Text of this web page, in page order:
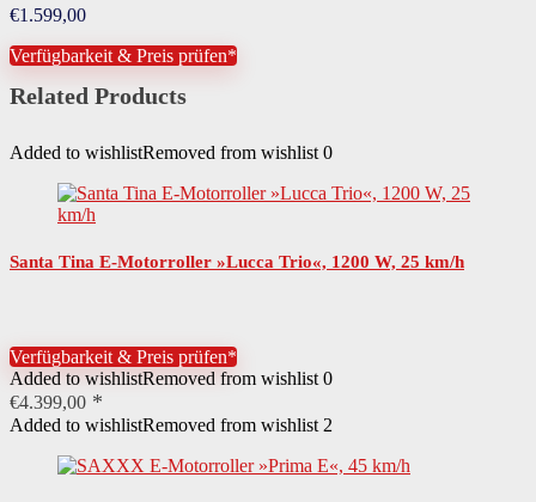
€1.599,00
Verfügbarkeit & Preis prüfen*
Related Products
Added to wishlistRemoved from wishlist 0
Santa Tina E-Motorroller »Lucca Trio«, 1200 W, 25 km/h
Verfügbarkeit & Preis prüfen*
Added to wishlistRemoved from wishlist 0
€4.399,00
Added to wishlistRemoved from wishlist 2